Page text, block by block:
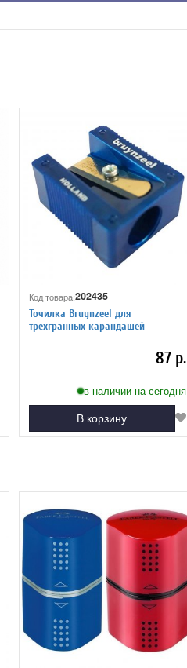
Код товара:202435
Точилка Bruynzeel для
трехгранных карандашей
87 р.
в наличии на сегодня
В корзину